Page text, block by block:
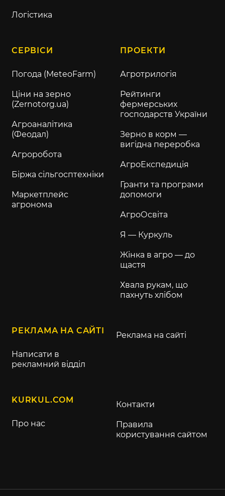
Логістика
СЕРВІСИ
Погода (MeteoFarm)
Ціни на зерно
(Zernotorg.ua)
Агроаналітика
(Феодал)
Агроробота
Біржа сільгосптехніки
Маркетплейс
агронома
ПРОЕКТИ
Агротрилогія
Рейтинги
фермерських
господарств України
Зерно в корм —
вигідна переробка
АгроЕкспедиція
Гранти та програми
допомоги
АгроОсвіта
Я — Куркуль
Жінка в агро — до
щастя
Хвала рукам, що
пахнуть хлібом
РЕКЛАМА НА САЙТІ
Написати в
рекламний відділ
Реклама на сайті
KURKUL.COM
Про нас
Контакти
Правила
користування сайтом